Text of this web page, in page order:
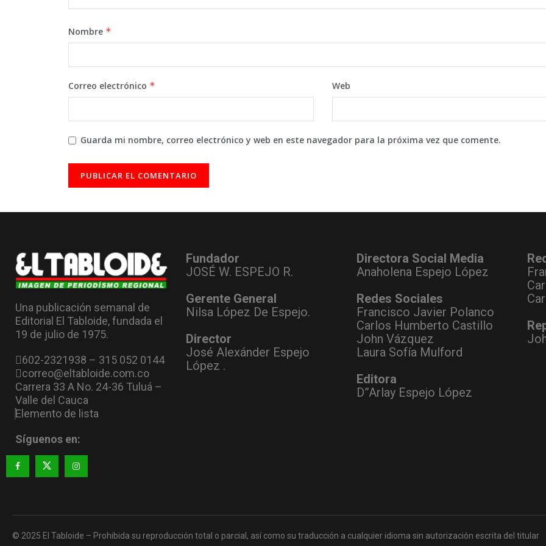
Nombre *
Correo electrónico * Web
Guarda mi nombre, correo electrónico y web en este navegador para la próxima vez que comente.
Una publicación semanal de
Editorial El Tabloide, fundada el
19 de julio de 1975.
602-2321938 – 315 052 0144
correo@eltabloide.com.co
Carrera 33 A No. 24-36 Tuluá –
Valle del Cauca
Elemento de lista
Síguenos en:
Fundador
JOSÉ W. ESPEJO R.
Gerente General
Nilsa López De Espejo.
Director
José Alexánder Espejo
López .
Directora Social Media
Anaholena Espejo López
Redes Sociales
Francisco Javier Polanco
Carlos Humberto Castillo
John Vázquez
Laura Sofía Mulford
Editora
D”Arlay Espejo López
© 2025 El Tabloide – Prohibida su reproducción total o parcial, así como su traducción a cualquier idioma sin autorización escrita del titular